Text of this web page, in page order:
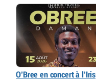
O’Bree en concert à l’Iris